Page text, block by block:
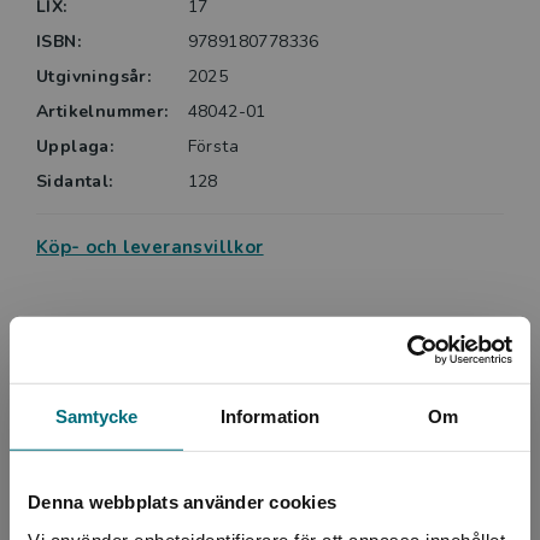
Samtycke Information Om
Denna webbplats använder cookies
LIX:
17
ISBN:
9789180778336
Utgivningsår:
2025
Artikelnummer:
48042-01
Upplaga:
Första
Sidantal:
128
Köp- och leveransvillkor